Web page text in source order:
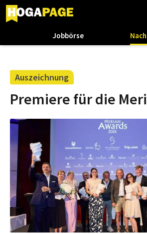
Jobbörse
Auszeichnung
Premiere für die